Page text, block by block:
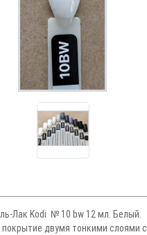
Лак Kodi № 10 bw 12 мл. Белый.
двумя тонкими слоями с